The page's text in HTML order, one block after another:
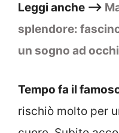
Leggi anche –>
splendore:
un sogno ad
Tempo fa il
rischiò molto per